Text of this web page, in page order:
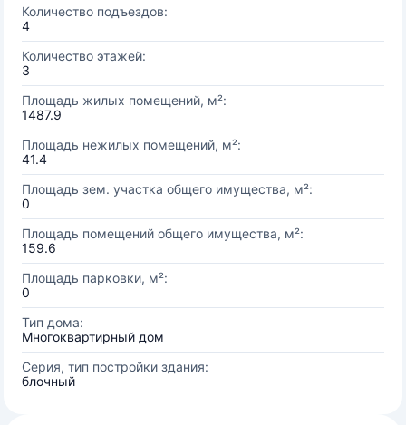
Количество подъездов:
4
Количество этажей:
3
Площадь жилых помещений, м²:
1487.9
Площадь нежилых помещений, м²:
41.4
Площадь зем. участка общего имущества, м²:
0
Площадь помещений общего имущества, м²:
159.6
Площадь парковки, м²:
0
Тип дома:
Многоквартирный дом
Серия, тип постройки здания:
блочный